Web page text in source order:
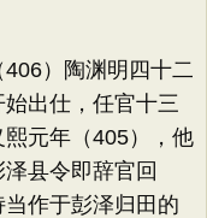
）陶渊明四十二
出仕，任官十三
元年（405），他
县令即辞官回
作于彭泽归田的